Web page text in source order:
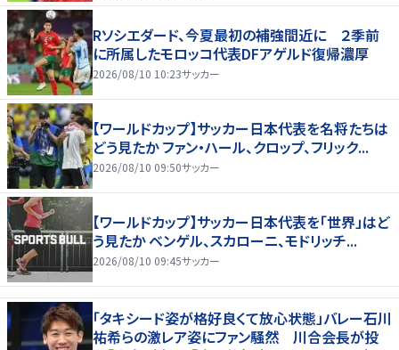
Rソシエダード、今夏最初の補強間近に ２季前
に所属したモロッコ代表DFアゲルド復帰濃厚
2026/08/10 10:23サッカー
【ワールドカップ】サッカー日本代表を名将たちは
どう見たか ファン・ハール、クロップ、フリック...
2026/08/10 09:50サッカー
【ワールドカップ】サッカー日本代表を「世界」はど
う見たか ベンゲル、スカローニ、モドリッチ...
2026/08/10 09:45サッカー
「タキシード姿が格好良くて放心状態」バレー石川
祐希らの激レア姿にファン騒然 川合会長が投